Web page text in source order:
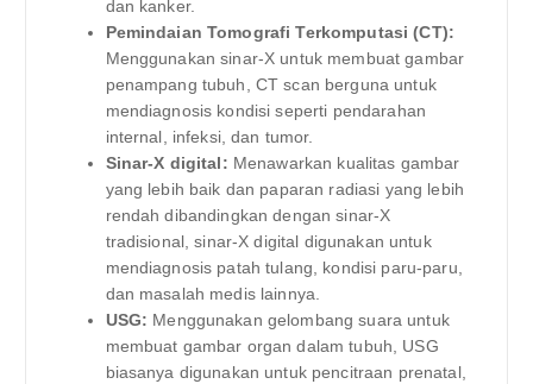
dan kanker.
Pemindaian Tomografi Terkomputasi (CT):
Menggunakan sinar-X untuk membuat gambar
penampang tubuh, CT scan berguna untuk
mendiagnosis kondisi seperti pendarahan
internal, infeksi, dan tumor.
Sinar-X digital: Menawarkan kualitas gambar
yang lebih baik dan paparan radiasi yang lebih
rendah dibandingkan dengan sinar-X
tradisional, sinar-X digital digunakan untuk
mendiagnosis patah tulang, kondisi paru-paru,
dan masalah medis lainnya.
USG: Menggunakan gelombang suara untuk
membuat gambar organ dalam tubuh, USG
biasanya digunakan untuk pencitraan prenatal,